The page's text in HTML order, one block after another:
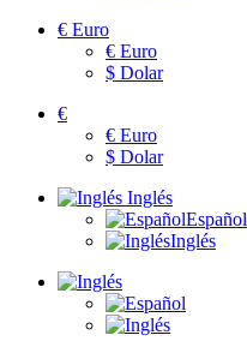
€ Euro
€ Euro
$ Dolar
€
€ Euro
$ Dolar
Inglés
Español
Inglés